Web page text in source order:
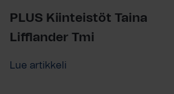
PLUS Kiinteistöt Taina
Lifflander Tmi
Lue artikkeli